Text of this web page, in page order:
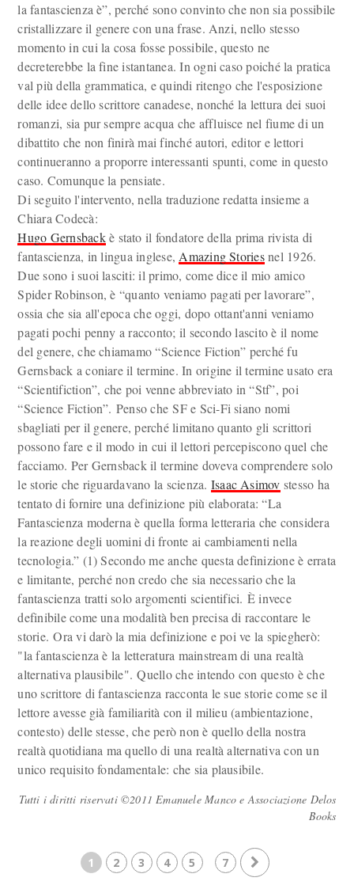
la fantascienza è”, perché sono convinto che non sia possibile
cristallizzare il genere con una frase. Anzi, nello stesso
momento in cui la cosa fosse possibile, questo ne
decreterebbe la fine istantanea. In ogni caso poiché la pratica
val più della grammatica, e quindi ritengo che l'esposizione
delle idee dello scrittore canadese, nonché la lettura dei suoi
romanzi, sia pur sempre acqua che affluisce nel fiume di un
dibattito che non finirà mai finché autori, editor e lettori
continueranno a proporre interessanti spunti, come in questo
caso. Comunque la pensiate.
Di seguito l'intervento, nella traduzione redatta insieme a
Chiara Codecà:
Hugo Gernsbackè stato il fondatore della prima rivista di
fantascienza, in lingua inglese, Amazing Storiesnel 1926.
Due sono i suoi lasciti: il primo, come dice il mio amico
Spider Robinson, è “quanto veniamo pagati per lavorare”,
ossia che sia all'epoca che oggi, dopo ottant'anni veniamo
pagati pochi penny a racconto; il secondo lascito è il nome
del genere, che chiamamo “Science Fiction” perché fu
Gernsback a coniare il termine. In origine il termine usato era
“Scientifiction”, che poi venne abbreviato in “Stf”, poi
“Science Fiction”. Penso che SF e Sci-Fi siano nomi
sbagliati per il genere, perché limitano quanto gli scrittori
possono fare e il modo in cui il lettori percepiscono quel che
facciamo. Per Gernsback il termine doveva comprendere solo
le storie che riguardavano la scienza. Isaac Asimov stesso ha
tentato di fornire una definizione più elaborata: “La
Fantascienza moderna è quella forma letteraria che considera
la reazione degli uomini di fronte ai cambiamenti nella
tecnologia.” (1) Secondo me anche questa definizione è errata
e limitante, perché non credo che sia necessario che la
fantascienza tratti solo argomenti scientifici. È invece
definibile come una modalità ben precisa di raccontare le
storie. Ora vi darò la mia definizione e poi ve la spiegherò:
"la fantascienza è la letteratura mainstream di una realtà
alternativa plausibile". Quello che intendo con questo è che
uno scrittore di fantascienza racconta le sue storie come se il
lettore avesse già familiarità con il milieu (ambientazione,
contesto) delle stesse, che però non è quello della nostra
realtà quotidiana ma quello di una realtà alternativa con un
unico requisito fondamentale: che sia plausibile.
Tutti i diritti riservati ©2011 Emanuele Manco e Associazione Delos
Books
1 2 3 4 5 7